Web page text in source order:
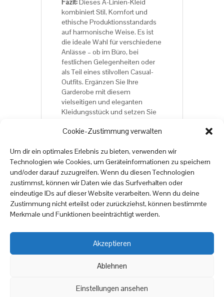
Cookie-Zustimmung verwalten
Um dir ein optimales Erlebnis zu bieten, verwenden wir
Technologien wie Cookies, um Geräteinformationen zu speichern
und/oder darauf zuzugreifen. Wenn du diesen Technologien
zustimmst, können wir Daten wie das Surfverhalten oder
eindeutige IDs auf dieser Website verarbeiten. Wenn du deine
Zustimmung nicht erteilst oder zurückziehst, können bestimmte
Merkmale und Funktionen beeinträchtigt werden.
Akzeptieren
Ablehnen
Einstellungen ansehen
Fazit:Dieses A-Linien-Kleid
kombiniert Stil, Komfort und
ethische Produktionsstandards
auf harmonische Weise. Es ist
die ideale Wahl für verschiedene
Anlässe – ob im Büro, bei
festlichen Gelegenheiten oder
als Teil eines stilvollen Casual-
Outfits. Ergänzen Sie Ihre
Garderobe mit diesem
vielseitigen und eleganten
Kleidungsstück und setzen Sie
Jetzt bestellen und ein
unverwechselbares Design
genießen!
*Fashiondesign by Torben
Kreibiehl